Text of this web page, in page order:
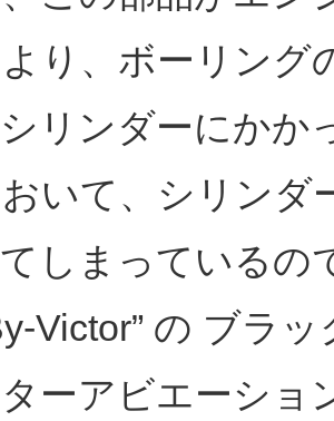
り、ボーリング
リンダーにかか
いて、シリンダ
しまっているの
Victor” の ブラ
ーアビエーショ